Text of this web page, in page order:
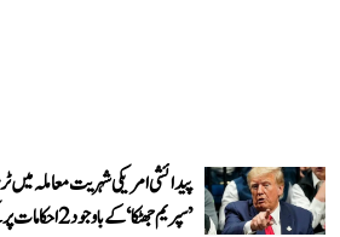
پیدائشی امریکی شہریت معاملہ
’سپریم جھٹکا‘ کے باوجود 2 احکامات پر کیے دستخط